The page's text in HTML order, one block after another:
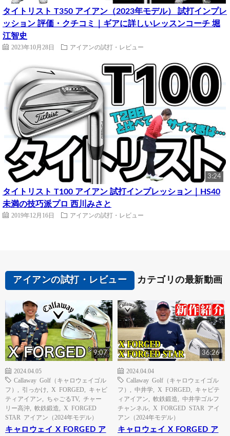
タイトリスト T350 アイアン（2023年モデル） 試打インプレ
ッション 評価・クチコミ｜ギアに詳しいレッスンコーチ 堀
江智史
2023年10月28日 アイアンの試打・レビュー
3:24
タイトリスト T100 アイアン 試打インプレッション｜HS40
未満の技巧派プロ 西川みさと
2019年12月16日 アイアンの試打・レビュー
アイアンの試打・レビュー カテゴリの最新動画
9:07
2024.04.05
Callaway Golf（キャロウェイゴル
フ）
引っかけ X FORGED
キャビ
ティアイアン
ちゃごるTV, チャー
リー高沖
軟鉄鍛造
X FORGED
STAR アイアン（2024年モデル）
キャロウェイ X FORGED ア
36:26
2024.04.04
Callaway Golf（キャロウェイゴル
フ）
中井学 X FORGED
キャビテ
ィアイアン
軟鉄鍛造
中井学ゴルフ
チャンネル
X FORGED STAR アイ
アン（2024年モデル）
キャロウェイ X FORGED ア